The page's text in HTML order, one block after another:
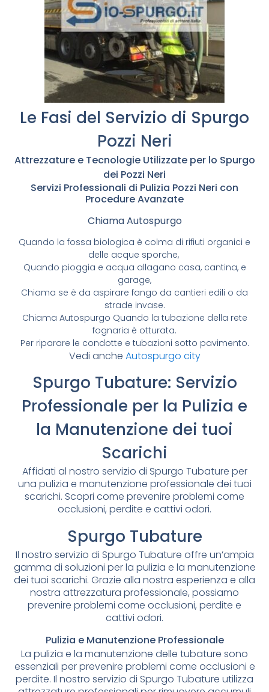
Le Fasi del Servizio di Spurgo
Pozzi Neri
Attrezzature e Tecnologie Utilizzate per lo Spurgo
dei Pozzi Neri
Servizi Professionali di Pulizia Pozzi Neri con
Procedure Avanzate
Chiama Autospurgo
Quando la fossa biologica è colma di rifiuti organici e
delle acque sporche,
Quando pioggia e acqua allagano casa, cantina, e
garage,
Chiama se è da aspirare fango da cantieri edili o da
strade invase.
Chiama Autospurgo Quando la tubazione della rete
fognaria è otturata.
Per riparare le condotte e tubazioni sotto pavimento.
Vedi anche Autospurgo city
Spurgo Tubature: Servizio
Professionale per la Pulizia e
la Manutenzione dei tuoi
Scarichi
Affidati al nostro servizio di Spurgo Tubature per
una pulizia e manutenzione professionale dei tuoi
scarichi. Scopri come prevenire problemi come
occlusioni, perdite e cattivi odori.
Spurgo Tubature
Il nostro servizio di Spurgo Tubature offre un’ampia
gamma di soluzioni per la pulizia e la manutenzione
dei tuoi scarichi. Grazie alla nostra esperienza e alla
nostra attrezzatura professionale, possiamo
prevenire problemi come occlusioni, perdite e
cattivi odori.
Pulizia e Manutenzione Professionale
La pulizia e la manutenzione delle tubature sono
essenziali per prevenire problemi come occlusioni e
perdite. Il nostro servizio di Spurgo Tubature utilizza